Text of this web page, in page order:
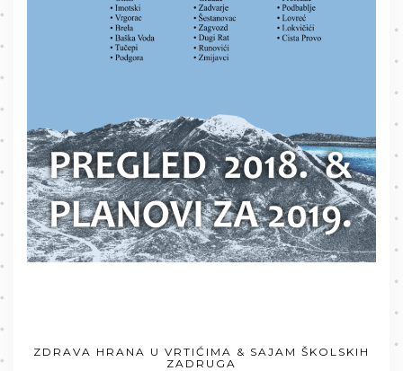
ZDRAVA HRANA U VRTIĆIMA & SAJAM ŠKOLSKIH
ZADRUGA